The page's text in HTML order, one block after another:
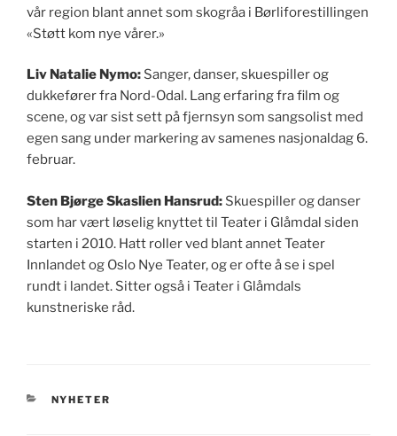
vår region blant annet som skogråa i Børliforestillingen
«Støtt kom nye vårer.»
Liv Natalie Nymo: Sanger, danser, skuespiller og
dukkefører fra Nord-Odal. Lang erfaring fra film og
scene, og var sist sett på fjernsyn som sangsolist med
egen sang under markering av samenes nasjonaldag 6.
februar.
Sten Bjørge Skaslien Hansrud: Skuespiller og danser
som har vært løselig knyttet til Teater i Glåmdal siden
starten i 2010. Hatt roller ved blant annet Teater
Innlandet og Oslo Nye Teater, og er ofte å se i spel
rundt i landet. Sitter også i Teater i Glåmdals
kunstneriske råd.
KATEGORIER
NYHETER